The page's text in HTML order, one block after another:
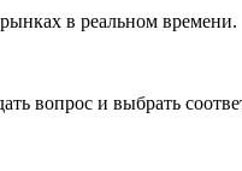
в реальном времени.
вопрос и выбрать